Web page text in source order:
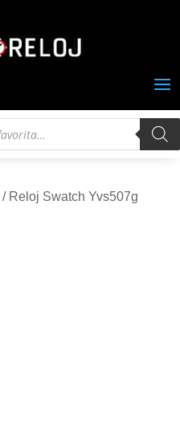
/ Reloj Swatch Yvs507g